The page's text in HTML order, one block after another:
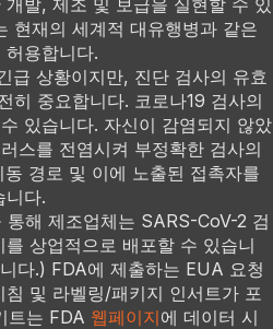
현재의 세계적 대유행병과 같은
용합니다.
급 상황이지만, 진단 검사의 유효
히 중요합니다. 코로나19 검사의
있습니다. 자신이 감염되지 않았
스를 전염시켜 부정확한 검사의
경로 및 이에 노출된 접촉자를
니다.
해 제조업체는 SARS-CoV-2 검
상업적으로 배포할 수 있습니
다.) FDA에 제출하는 EUA 요청
및 라벨링/패키지 인서트가 포
트는 FDA 웹페이지에 데이터 시